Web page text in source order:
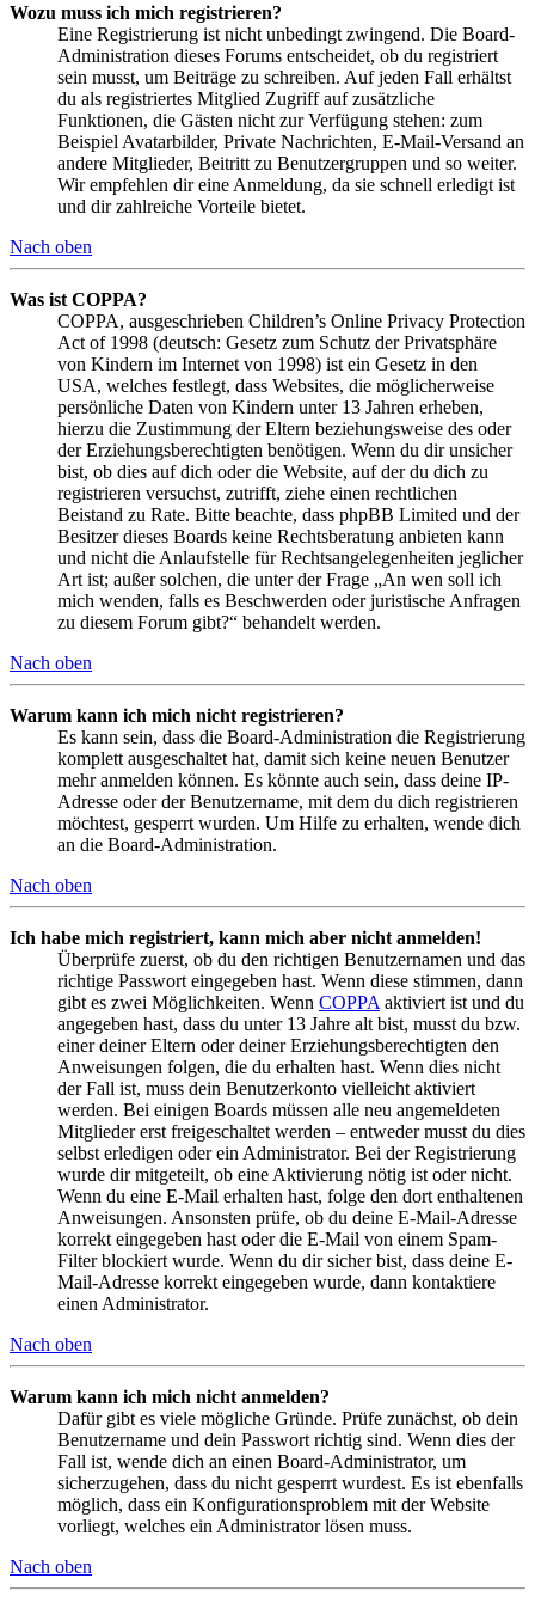
Wozu muss ich mich registrieren?
Eine Registrierung ist nicht unbedingt zwingend. Die Board-
Administration dieses Forums entscheidet, ob du registriert
sein musst, um Beiträge zu schreiben. Auf jeden Fall erhältst
du als registriertes Mitglied Zugriff auf zusätzliche
Funktionen, die Gästen nicht zur Verfügung stehen: zum
Beispiel Avatarbilder, Private Nachrichten, E-Mail-Versand an
andere Mitglieder, Beitritt zu Benutzergruppen und so weiter.
Wir empfehlen dir eine Anmeldung, da sie schnell erledigt ist
und dir zahlreiche Vorteile bietet.
Nach oben
Was ist COPPA?
COPPA, ausgeschrieben Children’s Online Privacy Protection
Act of 1998 (deutsch: Gesetz zum Schutz der Privatsphäre
von Kindern im Internet von 1998) ist ein Gesetz in den
USA, welches festlegt, dass Websites, die möglicherweise
persönliche Daten von Kindern unter 13 Jahren erheben,
hierzu die Zustimmung der Eltern beziehungsweise des oder
der Erziehungsberechtigten benötigen. Wenn du dir unsicher
bist, ob dies auf dich oder die Website, auf der du dich zu
registrieren versuchst, zutrifft, ziehe einen rechtlichen
Beistand zu Rate. Bitte beachte, dass phpBB Limited und der
Besitzer dieses Boards keine Rechtsberatung anbieten kann
und nicht die Anlaufstelle für Rechtsangelegenheiten jeglicher
Art ist; außer solchen, die unter der Frage „An wen soll ich
mich wenden, falls es Beschwerden oder juristische Anfragen
zu diesem Forum gibt?“ behandelt werden.
Nach oben
Warum kann ich mich nicht registrieren?
Es kann sein, dass die Board-Administration die Registrierung
komplett ausgeschaltet hat, damit sich keine neuen Benutzer
mehr anmelden können. Es könnte auch sein, dass deine IP-
Adresse oder der Benutzername, mit dem du dich registrieren
möchtest, gesperrt wurden. Um Hilfe zu erhalten, wende dich
an die Board-Administration.
Nach oben
Ich habe mich registriert, kann mich aber nicht anmelden!
Überprüfe zuerst, ob du den richtigen Benutzernamen und das
richtige Passwort eingegeben hast. Wenn diese stimmen, dann
gibt es zwei Möglichkeiten. Wenn COPPA aktiviert ist und du
angegeben hast, dass du unter 13 Jahre alt bist, musst du bzw.
einer deiner Eltern oder deiner Erziehungsberechtigten den
Anweisungen folgen, die du erhalten hast. Wenn dies nicht
der Fall ist, muss dein Benutzerkonto vielleicht aktiviert
werden. Bei einigen Boards müssen alle neu angemeldeten
Mitglieder erst freigeschaltet werden – entweder musst du dies
selbst erledigen oder ein Administrator. Bei der Registrierung
wurde dir mitgeteilt, ob eine Aktivierung nötig ist oder nicht.
Wenn du eine E-Mail erhalten hast, folge den dort enthaltenen
Anweisungen. Ansonsten prüfe, ob du deine E-Mail-Adresse
korrekt eingegeben hast oder die E-Mail von einem Spam-
Filter blockiert wurde. Wenn du dir sicher bist, dass deine E-
Mail-Adresse korrekt eingegeben wurde, dann kontaktiere
einen Administrator.
Nach oben
Warum kann ich mich nicht anmelden?
Dafür gibt es viele mögliche Gründe. Prüfe zunächst, ob dein
Benutzername und dein Passwort richtig sind. Wenn dies der
Fall ist, wende dich an einen Board-Administrator, um
sicherzugehen, dass du nicht gesperrt wurdest. Es ist ebenfalls
möglich, dass ein Konfigurationsproblem mit der Website
vorliegt, welches ein Administrator lösen muss.
Nach oben